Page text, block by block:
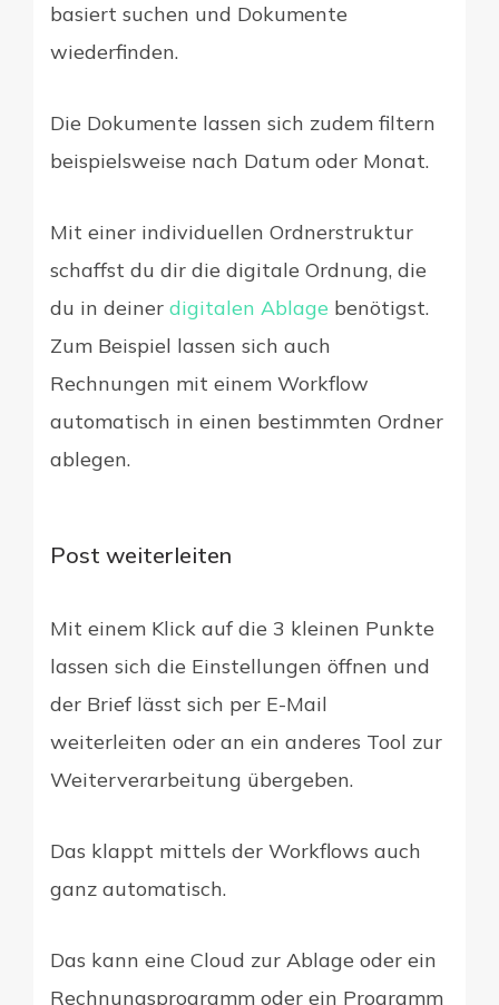
basiert suchen und Dokumente
wiederfinden.
Die Dokumente lassen sich zudem filtern
beispielsweise nach Datum oder Monat.
Mit einer individuellen Ordnerstruktur
schaffst du dir die digitale Ordnung, die
du in deiner digitalen Ablage benötigst.
Zum Beispiel lassen sich auch
Rechnungen mit einem Workflow
automatisch in einen bestimmten Ordner
ablegen.
Post weiterleiten
Mit einem Klick auf die 3 kleinen Punkte
lassen sich die Einstellungen öffnen und
der Brief lässt sich per E-Mail
weiterleiten oder an ein anderes Tool zur
Weiterverarbeitung übergeben.
Das klappt mittels der Workflows auch
ganz automatisch.
Das kann eine Cloud zur Ablage oder ein
Rechnungsprogramm oder ein Programm